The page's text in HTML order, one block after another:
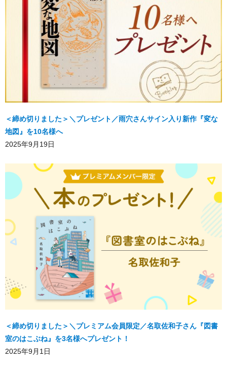
＜締め切りました＞＼プレゼント／雨穴さんサイン入り新作『変な
地図』を10名様へ
2025年9月19日
＜締め切りました＞＼プレミアム会員限定／名取佐和子さん『図書
室のはこぶね』を3名様へプレゼント！
2025年9月1日